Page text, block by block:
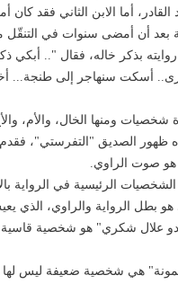
القادر، أما الابن الثاني فقد
بعد أن أمضى سنوات في
بذكر خاله، فقال ".. أبكي
أسكت سنهاجر إلى طنجة...
شخصيات ومنها الخال، والأم،
ظهور الصديق "التفرستي"،
هو صوت الراوي.
الرئيسية في الرواية
بطل الرواية والراوي، الذي
علال شكري" هو شخصية قاسية
هي شخصية ضعيفة ليس